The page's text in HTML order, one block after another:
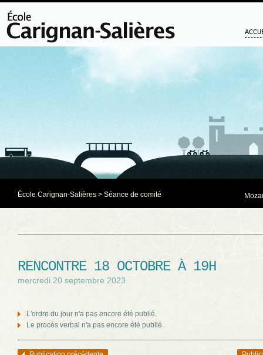
École Carignan-Salières > Séance de comité
RENCONTRE 18 OCTOBRE À 19H
mercredi 20 septembre 2023
L'ordre du jour n'a pas encore été publié.
Le procès verbal n'a pas encore été publié.